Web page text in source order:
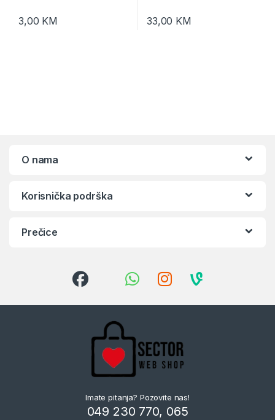
3,00 KM 33,00 KM
O nama
Korisnička podrška
Prečice
Imate pitanja? Pozovite nas!
049 230 770, 065